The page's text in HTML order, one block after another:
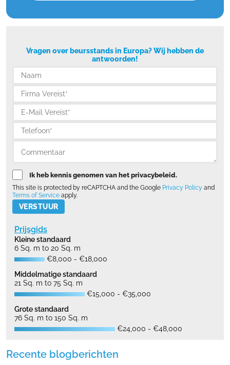
Vragen over beursstands in Europa? Wij hebben de
antwoorden!
Ik heb kennis genomen van het privacybeleid.
This site is protected by reCAPTCHA and the Google Privacy Policy and
Terms of Service apply.
Please leave this field empty.
Prijsgids
Kleine standaard
6 Sq. m to 20 Sq. m
€8,000 - €18,000
Middelmatige standaard
21 Sq. m to 75 Sq. m
€15,000 - €35,000
Grote standaard
76 Sq. m to 150 Sq. m
€24,000 - €48,000
Recente blogberichten